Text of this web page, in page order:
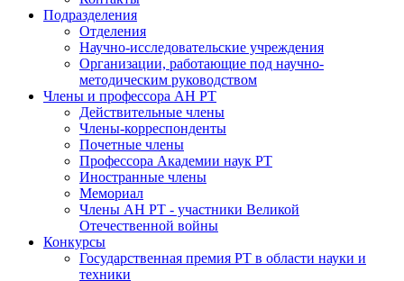
Подразделения
Отделения
Научно-исследовательские учреждения
Организации, работающие под научно-
методическим руководством
Члены и профессора АН РТ
Действительные члены
Члены-корреспонденты
Почетные члены
Профессора Академии наук РТ
Иностранные члены
Мемориал
Члены АН РТ - участники Великой
Отечественной войны
Конкурсы
Государственная премия РТ в области науки и
техники